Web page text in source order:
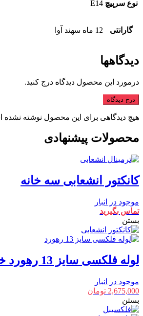
نوع سرپیچ E14
گارانتی 12 ماه سهند آوا
دیدگاهها
درمورد این محصول دیدگاه درج کنید.
درج دیدگاه
هیچ دیدگاهی برای این محصول نوشته
محصولات پیشنهادی
کانکتور انشعابی سه خانه
موجود در انبار
تماس بگیرید
بستن
لوله فلکسی سایز 13 رهورد خراسان
موجود در انبار
2,675,000 تومان
بستن